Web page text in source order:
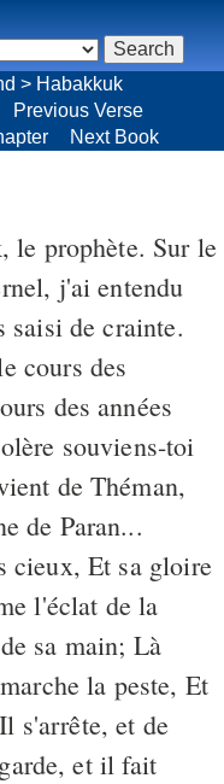
le prophète. Sur le
j'ai entendu
saisi de crainte.
cours des
des années
souviens-toi
de Théman,
de Paran...
cieux, Et sa gloire
l'éclat de la
sa main; Là
la peste, Et
Il s'arrête, et de
et il fait
> Habakkuk
Previous Verse
Next Book